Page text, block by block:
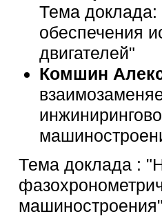
Тема доклада:
обеспечения
двигателей"
Комшин
Тема доклада :